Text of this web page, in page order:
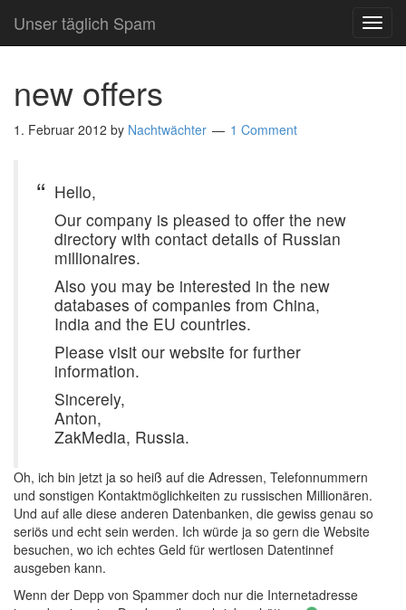
Unser täglich Spam
new offers
1. Februar 2012 by Nachtwächter 1 Comment
Hello,
Our company is pleased to offer the new
directory with contact details of Russian
millionaires.
Also you may be interested in the new
databases of companies from China,
India and the EU countries.
Please visit our website for further
information.
Sincerely,
Anton,
ZakMedia, Russia.
Oh, ich bin jetzt ja so heiß auf die Adressen, Telefonnummern
und sonstigen Kontaktmöglichkeiten zu russischen Millionären.
Und auf alle diese anderen Datenbanken, die gewiss genau so
seriös und echt sein werden. Ich würde ja so gern die Website
besuchen, wo ich echtes Geld für wertlosen Datentinnef
ausgeben kann.
Wenn der Depp von Spammer doch nur die Internetadresse